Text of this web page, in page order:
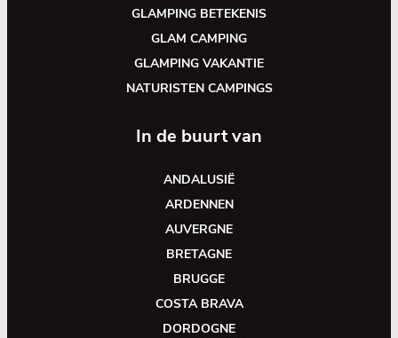
GLAMPING BETEKENIS
GLAM CAMPING
GLAMPING VAKANTIE
NATURISTEN CAMPINGS
In de buurt van
ANDALUSIË
ARDENNEN
AUVERGNE
BRETAGNE
BRUGGE
COSTA BRAVA
DORDOGNE